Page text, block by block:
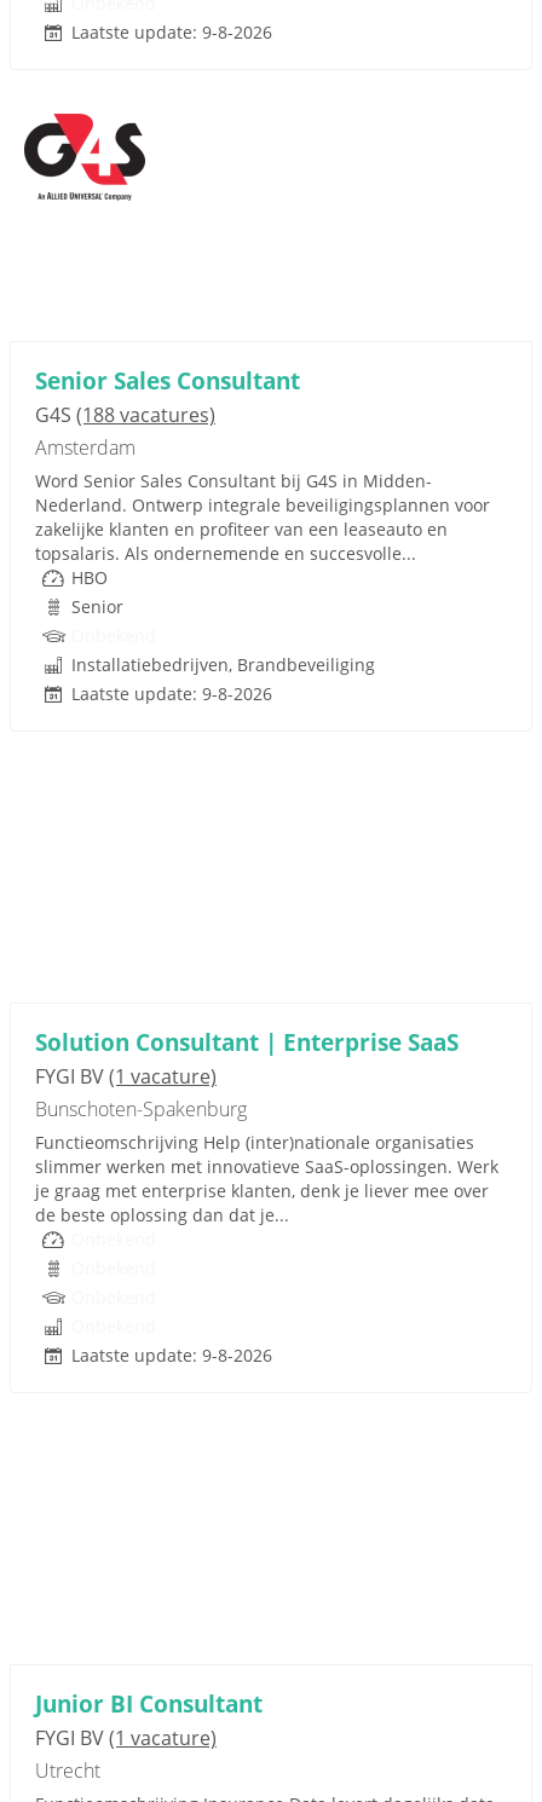
Laatste update: 9-8-2026
Senior Sales Consultant
G4S (188 vacatures)
Amsterdam
Word Senior Sales Consultant bij G4S in Midden-
Nederland. Ontwerp integrale beveiligingsplannen voor
zakelijke klanten en profiteer van een leaseauto en
topsalaris. Als ondernemende en succesvolle...
HBO
Senior
Installatiebedrijven, Brandbeveiliging
Laatste update: 9-8-2026
Solution Consultant | Enterprise SaaS
FYGI BV(1 vacature)
Bunschoten-Spakenburg
Functieomschrijving Help (inter)nationale organisaties
slimmer werken met innovatieve SaaS-oplossingen. Werk
je graag met enterprise klanten, denk je liever mee over
de beste oplossing dan dat je...
Laatste update: 9-8-2026
Junior BI Consultant
FYGI BV(1 vacature)
Utrecht